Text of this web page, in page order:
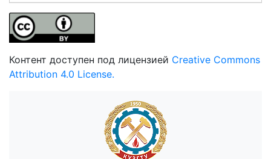
Контент доступен под лицензией Creative Commons
Attribution 4.0 License.